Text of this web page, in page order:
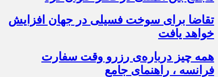
تقاضا برای سوخت فسیلی در جهان افزایش
خواهد یافت
همه چیز درباره‌ی رزرو وقت سفارت
فرانسه ، راهنمای جامع